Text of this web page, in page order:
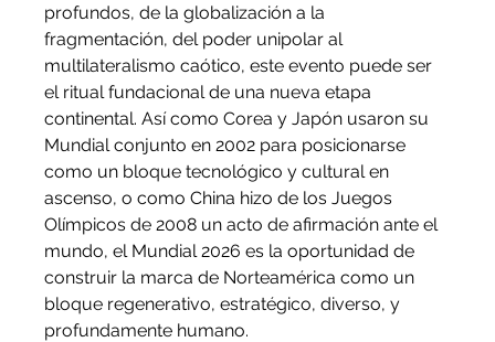
profundos, de la globalización a la
fragmentación, del poder unipolar al
multilateralismo caótico, este evento puede ser
el ritual fundacional de una nueva etapa
continental. Así como Corea y Japón usaron su
Mundial conjunto en 2002 para posicionarse
como un bloque tecnológico y cultural en
ascenso, o como China hizo de los Juegos
Olímpicos de 2008 un acto de afirmación ante el
mundo, el Mundial 2026 es la oportunidad de
construir la marca de Norteamérica como un
bloque regenerativo, estratégico, diverso, y
profundamente humano.